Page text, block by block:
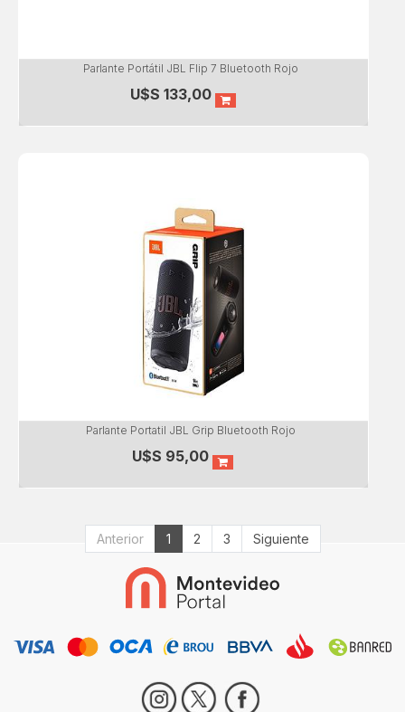
Parlante Portátil JBL Flip 7 Bluetooth Rojo
U$S 133,00
Parlante Portatil JBL Grip Bluetooth Rojo
U$S 95,00
Anterior 1 2 3 Siguiente